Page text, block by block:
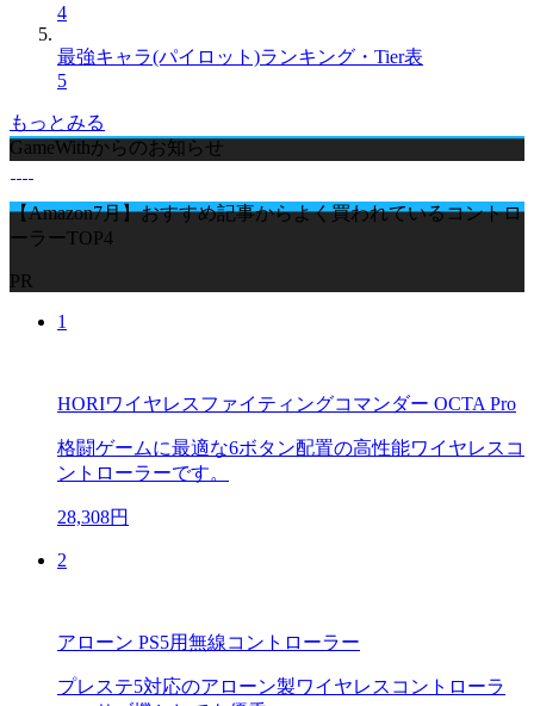
4
最強キャラ(パイロット)ランキング・Tier表
5
もっとみる
GameWithからのお知らせ
【Amazon7月】おすすめ記事からよく買われているコントロ
ーラーTOP4
PR
1
HORIワイヤレスファイティングコマンダー OCTA Pro
格闘ゲームに最適な6ボタン配置の高性能ワイヤレスコ
ントローラーです。
28,308円
2
アローン PS5用無線コントローラー
プレステ5対応のアローン製ワイヤレスコントローラ